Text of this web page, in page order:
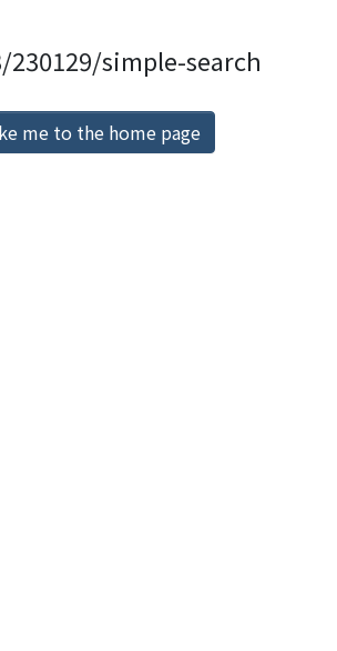
230129/simple-search
me to the home page